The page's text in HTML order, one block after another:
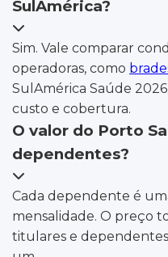
SulAmérica?
Sim. Vale comparar
operadoras, como
SulAmérica Saúde
custo e cobertura.
O valor do Porto
dependentes?
Cada dependente é
mensalidade. O preço
titulares e dependentes